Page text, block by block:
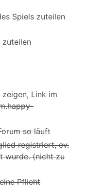
Spiels zuteilen
Link im
so läuft
registriert, ev.
wurde. (nicht zu
Pflicht